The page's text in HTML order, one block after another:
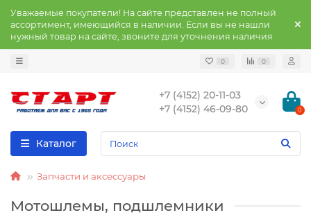
Уважаемые покупатели! На сайте представлен не полный
ассортимент, имеющийся в наличии. Если вы не нашли
нужный товар на сайте, звоните для уточнения наличия
0 0
+7 (4152) 20-11-03
+7 (4152) 46-09-80
0
Каталог
Запчасти и аксессуары
Мотошлемы, подшлемники